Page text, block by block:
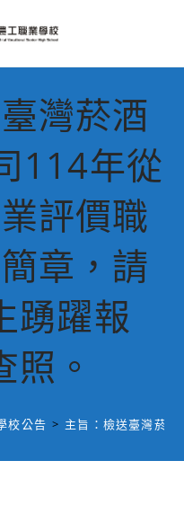
灣菸酒
114年從
評價職
章，請
踴躍報
照。
校公告 > 主旨：檢送臺灣菸